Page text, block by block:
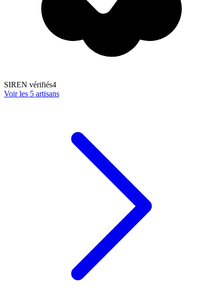
SIREN vérifiés4
Voir les 5 artisans